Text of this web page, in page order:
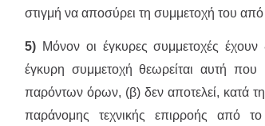
στιγμή να αποσύρει τη συμμετοχή του
5) Μόνον οι έγκυρες συμμετοχές
έγκυρη συμμετοχή θεωρείται αυτή
παρόντων όρων, (β) δεν αποτελεί, κατά
παράνομης τεχνικής επιρροής από